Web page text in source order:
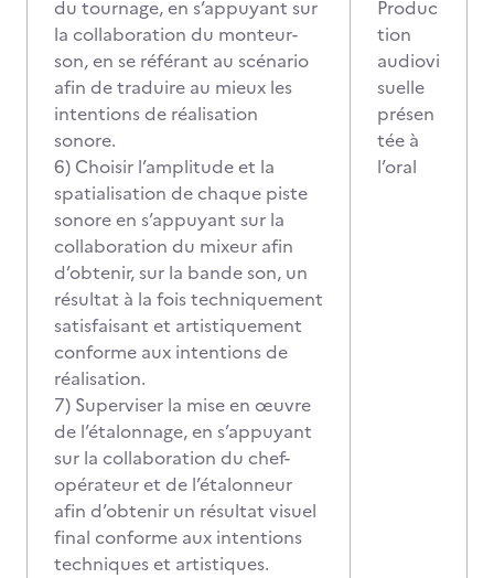
du tournage, en s’appuyant sur
la collaboration du monteur-
son, en se référant au scénario
afin de traduire au mieux les
intentions de réalisation
sonore.
6) Choisir l’amplitude et la
spatialisation de chaque piste
sonore en s’appuyant sur la
collaboration du mixeur afin
d’obtenir, sur la bande son, un
résultat à la fois techniquement
satisfaisant et artistiquement
conforme aux intentions de
réalisation.
7) Superviser la mise en œuvre
de l’étalonnage, en s’appuyant
sur la collaboration du chef-
opérateur et de l’étalonneur
afin d’obtenir un résultat visuel
final conforme aux intentions
techniques et artistiques.
Produc
tion
audiovi
suelle
présen
tée à
l’oral